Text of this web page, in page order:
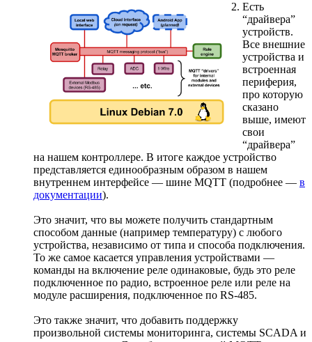
Есть
“драйвера”
устройств.
Все внешние
устройства и
встроенная
периферия,
про которую
сказано
выше, имеют
свои
“драйвера”
на нашем контроллере. В итоге каждое устройство
представляется единообразным образом в нашем
внутреннем интерфейсе — шине MQTT (подробнее — в
документации).
Это значит, что вы можете получить стандартным
способом данные (например температуру) с любого
устройства, независимо от типа и способа подключения.
То же самое касается управления устройствами —
команды на включение реле одинаковые, будь это реле
подключенное по радио, встроенное реле или реле на
модуле расширения, подключенное по RS-485.
Это также значит, что добавить поддержку
произвольной системы мониторинга, системы SCADA и